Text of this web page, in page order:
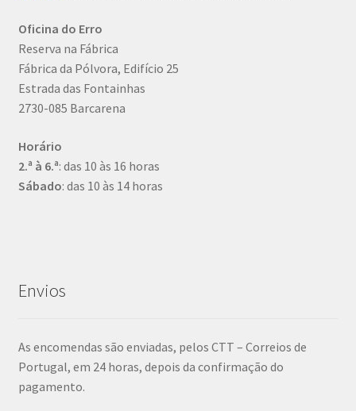
Oficina do Erro
Reserva na Fábrica
Fábrica da Pólvora, Edifício 25
Estrada das Fontainhas
2730-085 Barcarena
Horário
2.ª à 6.ª: das 10 às 16 horas
Sábado: das 10 às 14 horas
Envios
As encomendas são enviadas, pelos CTT – Correios de
Portugal, em 24 horas, depois da confirmação do
pagamento.